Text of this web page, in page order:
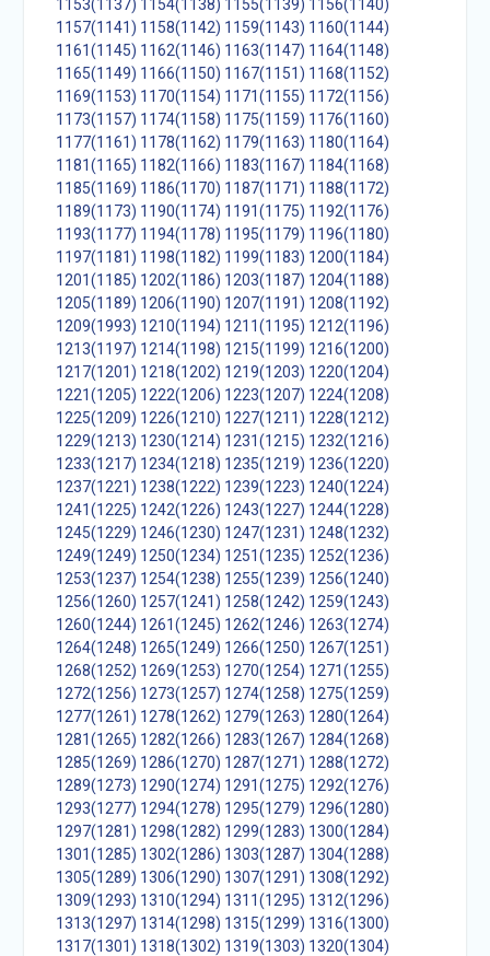
1153(1137) 1154(1138) 1155(1139) 1156(1140)
1157(1141) 1158(1142) 1159(1143) 1160(1144)
1161(1145) 1162(1146) 1163(1147) 1164(1148)
1165(1149) 1166(1150) 1167(1151) 1168(1152)
1169(1153) 1170(1154) 1171(1155) 1172(1156)
1173(1157) 1174(1158) 1175(1159) 1176(1160)
1177(1161) 1178(1162) 1179(1163) 1180(1164)
1181(1165) 1182(1166) 1183(1167) 1184(1168)
1185(1169) 1186(1170) 1187(1171) 1188(1172)
1189(1173) 1190(1174) 1191(1175) 1192(1176)
1193(1177) 1194(1178) 1195(1179) 1196(1180)
1197(1181) 1198(1182) 1199(1183) 1200(1184)
1201(1185) 1202(1186) 1203(1187) 1204(1188)
1205(1189) 1206(1190) 1207(1191) 1208(1192)
1209(1993) 1210(1194) 1211(1195) 1212(1196)
1213(1197) 1214(1198) 1215(1199) 1216(1200)
1217(1201) 1218(1202) 1219(1203) 1220(1204)
1221(1205) 1222(1206) 1223(1207) 1224(1208)
1225(1209) 1226(1210) 1227(1211) 1228(1212)
1229(1213) 1230(1214) 1231(1215) 1232(1216)
1233(1217) 1234(1218) 1235(1219) 1236(1220)
1237(1221) 1238(1222) 1239(1223) 1240(1224)
1241(1225) 1242(1226) 1243(1227) 1244(1228)
1245(1229) 1246(1230) 1247(1231) 1248(1232)
1249(1249) 1250(1234) 1251(1235) 1252(1236)
1253(1237) 1254(1238) 1255(1239) 1256(1240)
1256(1260) 1257(1241) 1258(1242) 1259(1243)
1260(1244) 1261(1245) 1262(1246) 1263(1274)
1264(1248) 1265(1249) 1266(1250) 1267(1251)
1268(1252) 1269(1253) 1270(1254) 1271(1255)
1272(1256) 1273(1257) 1274(1258) 1275(1259)
1277(1261) 1278(1262) 1279(1263) 1280(1264)
1281(1265) 1282(1266) 1283(1267) 1284(1268)
1285(1269) 1286(1270) 1287(1271) 1288(1272)
1289(1273) 1290(1274) 1291(1275) 1292(1276)
1293(1277) 1294(1278) 1295(1279) 1296(1280)
1297(1281) 1298(1282) 1299(1283) 1300(1284)
1301(1285) 1302(1286) 1303(1287) 1304(1288)
1305(1289) 1306(1290) 1307(1291) 1308(1292)
1309(1293) 1310(1294) 1311(1295) 1312(1296)
1313(1297) 1314(1298) 1315(1299) 1316(1300)
1317(1301) 1318(1302) 1319(1303) 1320(1304)